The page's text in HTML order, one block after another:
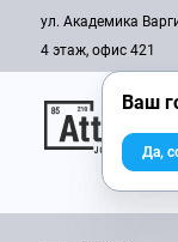
ул. Академика
4 этаж, офис 421
Ваш
Да,